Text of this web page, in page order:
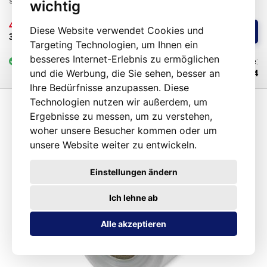
wichtig
Diese Website verwendet Cookies und
Targeting Technologien, um Ihnen ein
besseres Internet-Erlebnis zu ermöglichen
und die Werbung, die Sie sehen, besser an
Ihre Bedürfnisse anzupassen. Diese
Technologien nutzen wir außerdem, um
Ergebnisse zu messen, um zu verstehen,
woher unsere Besucher kommen oder um
unsere Website weiter zu entwickeln.
Alle akzeptieren
Ich lehne ab
Einstellungen ändern
sich nicht durch Feuchtigkeit, Salz und gängige Chemikalien. Sie sind
langlebig, flexibel, leicht schweißbar durch Hitze, frost- und
feuchtigkeitsbeständig. Die Folie eignet sich für die Herstellung von
Beuteln, Taschen und Verpackungen jeglicher Waren. PE-Folien sind
gesundheitlich unbedenklich, 100% recycelbar, für
Lebensmittelverpackungen geeignet (Zertifikat vorhanden) und erfüllen
als Verpackungsmedium die Anforderungen des Gesetzes Nr. 477/2001
Slg. (Verpackungsgesetz). Ideal zum Schweißen mit allen
Impulsschweißgeräten aus unserem Sortiment. Werkstoff: PE
(Polyethylen) Materialstärke: 150micron (0,150mm)*2 Breite: 140mm
Spulenlänge: 100 Meter Farbe: klar Abmessungstoleranz +/- 10% Foto
dient nur zur Veranschaulichung
46,25 € / St.
38,86 €
vorrätig mehr als 25 St.
Code:
102824